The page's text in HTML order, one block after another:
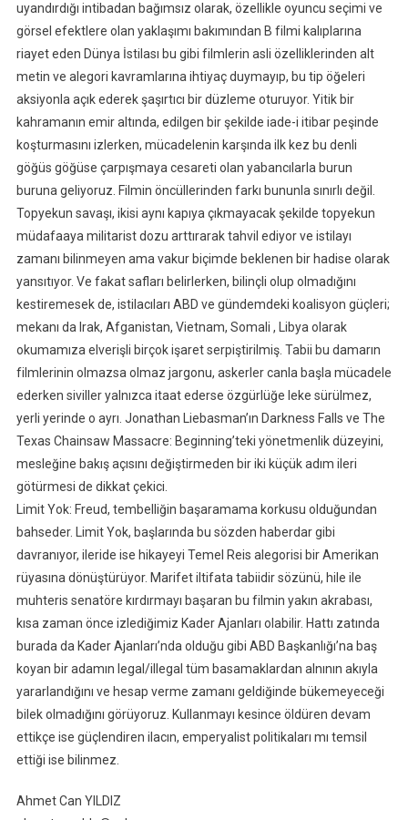
uyandırdığı intibadan bağımsız olarak, özellikle oyuncu seçimi ve
görsel efektlere olan yaklaşımı bakımından B filmi kalıplarına
riayet eden Dünya İstilası bu gibi filmlerin asli özelliklerinden alt
metin ve alegori kavramlarına ihtiyaç duymayıp, bu tip öğeleri
aksiyonla açık ederek şaşırtıcı bir düzleme oturuyor. Yitik bir
kahramanın emir altında, edilgen bir şekilde iade-i itibar peşinde
koşturmasını izlerken, mücadelenin karşında ilk kez bu denli
göğüs göğüse çarpışmaya cesareti olan yabancılarla burun
buruna geliyoruz. Filmin öncüllerinden farkı bununla sınırlı değil.
Topyekun savaşı, ikisi aynı kapıya çıkmayacak şekilde topyekun
müdafaaya militarist dozu arttırarak tahvil ediyor ve istilayı
zamanı bilinmeyen ama vakur biçimde beklenen bir hadise olarak
yansıtıyor. Ve fakat safları belirlerken, bilinçli olup olmadığını
kestiremesek de, istilacıları ABD ve gündemdeki koalisyon güçleri;
mekanı da Irak, Afganistan, Vietnam, Somali , Libya olarak
okumamıza elverişli birçok işaret serpiştirilmiş. Tabii bu damarın
filmlerinin olmazsa olmaz jargonu, askerler canla başla mücadele
ederken siviller yalnızca itaat ederse özgürlüğe leke sürülmez,
yerli yerinde o ayrı. Jonathan Liebasman’ın Darkness Falls ve The
Texas Chainsaw Massacre: Beginning’teki yönetmenlik düzeyini,
mesleğine bakış açısını değiştirmeden bir iki küçük adım ileri
götürmesi de dikkat çekici.
Limit Yok: Freud, tembelliğin başaramama korkusu olduğundan
bahseder. Limit Yok, başlarında bu sözden haberdar gibi
davranıyor, ileride ise hikayeyi Temel Reis alegorisi bir Amerikan
rüyasına dönüştürüyor. Marifet iltifata tabiidir sözünü, hile ile
muhteris senatöre kırdırmayı başaran bu filmin yakın akrabası,
kısa zaman önce izlediğimiz Kader Ajanları olabilir. Hattı zatında
burada da Kader Ajanları’nda olduğu gibi ABD Başkanlığı’na baş
koyan bir adamın legal/illegal tüm basamaklardan alnının akıyla
yararlandığını ve hesap verme zamanı geldiğinde bükemeyeceği
bilek olmadığını görüyoruz. Kullanmayı kesince öldüren devam
ettikçe ise güçlendiren ilacın, emperyalist politikaları mı temsil
ettiği ise bilinmez.
Ahmet Can YILDIZ